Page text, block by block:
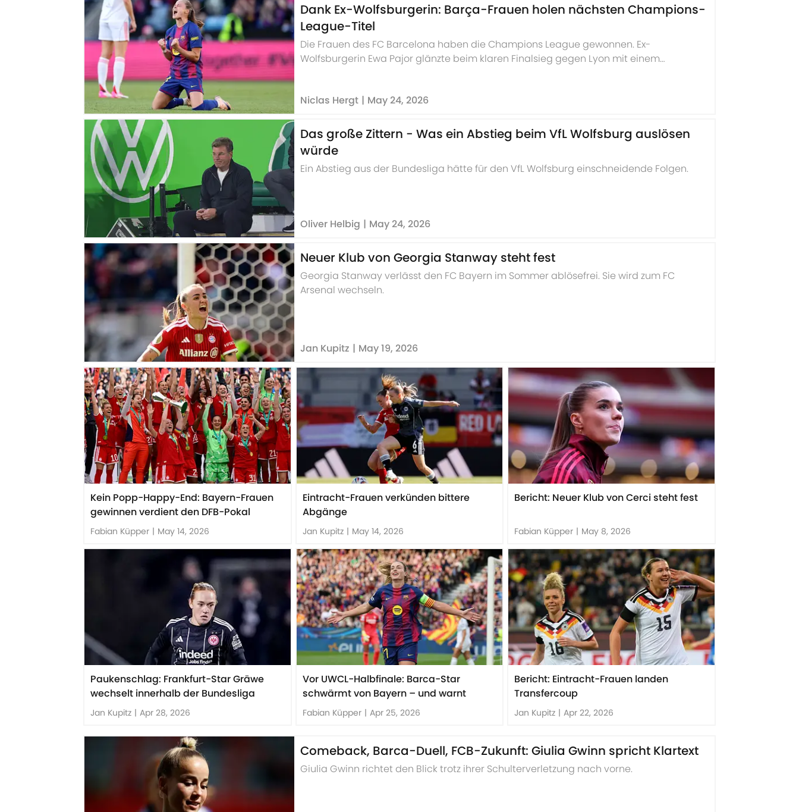
Dank Ex-Wolfsburgerin: Barça-Frauen holen nächsten Champions-
League-Titel
Die Frauen des FC Barcelona haben die Champions League gewonnen. Ex-
Wolfsburgerin Ewa Pajor glänzte beim klaren Finalsieg gegen Lyon mit einem
Niclas Hergt | May 24, 2026
Das große Zittern - Was ein Abstieg beim VfL Wolfsburg auslösen
würde
Ein Abstieg aus der Bundesliga hätte für den VfL Wolfsburg einschneidende Folgen.
Oliver Helbig | May 24, 2026
Neuer Klub von Georgia Stanway steht fest
Georgia Stanway verlässt den FC Bayern im Sommer ablösefrei. Sie wird zum FC
Arsenal wechseln.
Jan Kupitz | May 19, 2026
Kein Popp-Happy-End: Bayern-Frauen
gewinnen verdient den DFB-Pokal
Fabian Küpper | May 14, 2026
Eintracht-Frauen verkünden bittere
Abgänge
Jan Kupitz | May 14, 2026
Bericht: Neuer Klub von Cerci steht fest
Fabian Küpper | May 8, 2026
Paukenschlag: Frankfurt-Star Gräwe
wechselt innerhalb der Bundesliga
Jan Kupitz | Apr 28, 2026
Vor UWCL-Halbfinale: Barca-Star
schwärmt von Bayern – und warnt
Fabian Küpper | Apr 25, 2026
Bericht: Eintracht-Frauen landen
Transfercoup
Jan Kupitz | Apr 22, 2026
Comeback, Barca-Duell, FCB-Zukunft: Giulia Gwinn spricht Klartext
Giulia Gwinn richtet den Blick trotz ihrer Schulterverletzung nach vorne.